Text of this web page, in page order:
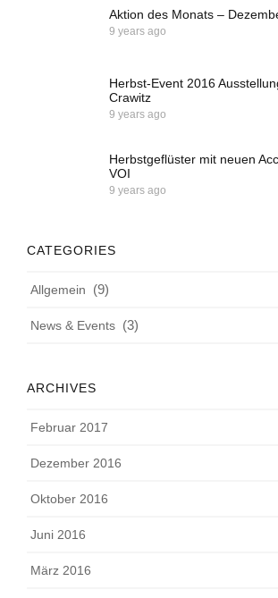
Aktion des Monats –
9 years ago
Herbst-Event 2016
Crawitz
9 years ago
Herbstgeflüster mit neuen
VOI
9 years ago
CATEGORIES
Allgemein (9)
News & Events (3)
ARCHIVES
Februar 2017
Dezember 2016
Oktober 2016
Juni 2016
März 2016